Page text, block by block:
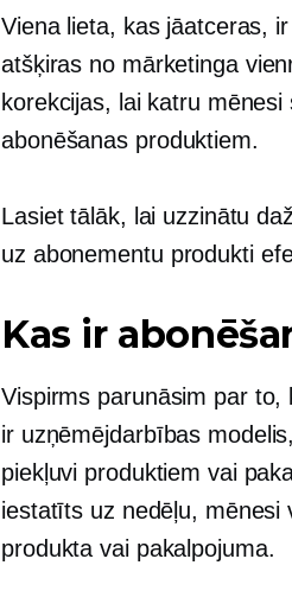
Viena lieta, kas jāatceras,
atšķiras no mārketinga
korekcijas, lai katru
abonēšanas produktiem.
Lasiet tālāk, lai uzzinātu
uz abonementu produkti
Kas ir
Vispirms parunāsim par to,
ir uzņēmējdarbības
piekļuvi produktiem vai
iestatīts uz nedēļu,
produkta vai pakalpojuma.